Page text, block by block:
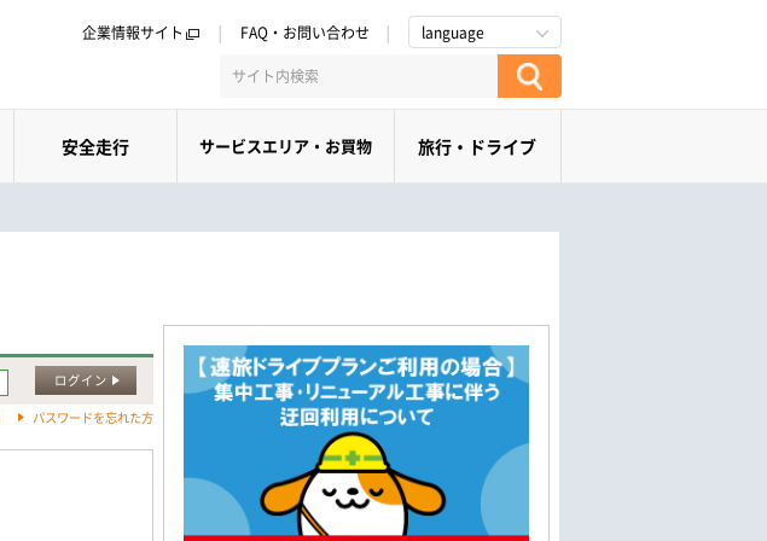
企業情報サイト FAQ・お問い合わせ language
安全走行 サービスエリア・お買物 旅行・ドライブ
ログイン
パスワードを忘れた方